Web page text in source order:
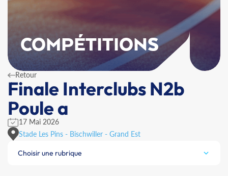
COMPÉTITIONS
Retour
Finale Interclubs N2b
Poule a
17 Mai 2026
Stade Les Pins - Bischwiller - Grand Est
Choisir une rubrique